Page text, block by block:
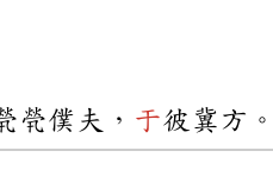
煢僕夫， 于彼冀方。